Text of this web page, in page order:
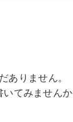
ありません。
てみませんか